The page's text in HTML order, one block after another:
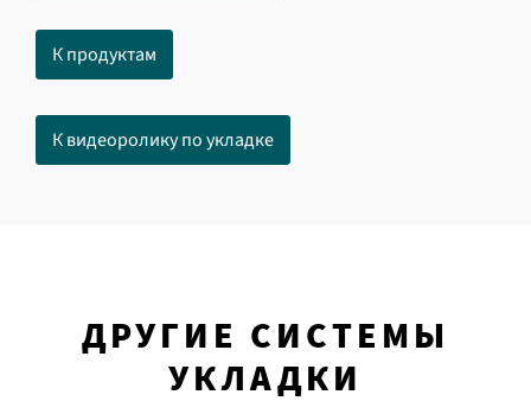
К продуктам
К видеоролику по укладке
ДРУГИЕ СИСТЕМЫ
УКЛАДКИ